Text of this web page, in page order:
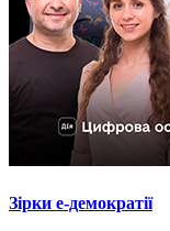
Зірки e-демократії